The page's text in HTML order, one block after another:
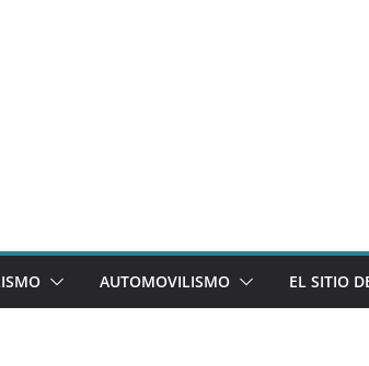
AUTOMOVILISMO EL SITIO